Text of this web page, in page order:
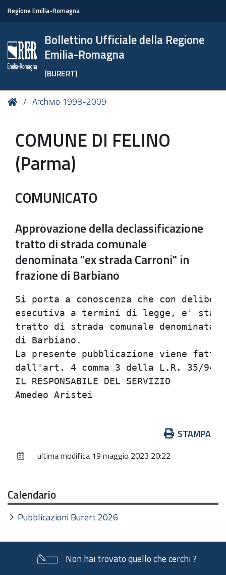
Regione Emilia-Romagna
Bollettino Ufficiale della Regione
Emilia-Romagna
(BURERT)
Tu HomeArchivio 1998-2009
COMUNE DI FELINO
(Parma)
COMUNICATO
Approvazione della declassificazione
tratto di strada comunale
denominata "ex strada Carroni" in
frazione di Barbiano
Si porta a conoscenza che con
esecutiva a termini di legge, e'
tratto di strada comunale
di Barbiano.
La presente pubblicazione viene fatta
dall'art. 4 comma 3 della L.R. 35/94.
IL RESPONSABILE DEL SERVIZIO
documento
STAMPA
ultima modifica 19 maggio 2023 20:22
Calendario
Pubblicazioni Burert 2026
Non hai trovato quello che cerchi ?